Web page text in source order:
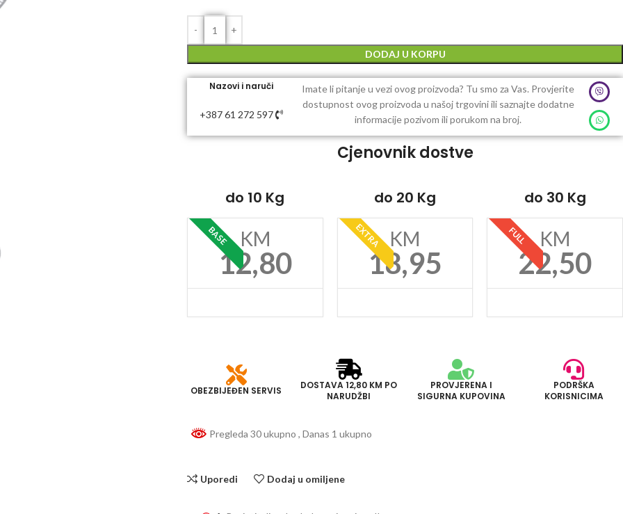
DODAJ U KORPU
Nazovi i naruči
+387 61 272 597
Imate li pitanje u vezi ovog proizvoda? Tu smo za Vas. Provjerite
dostupnost ovog proizvoda u našoj trgovini ili saznajte dodatne
informacije pozivom ili porukom na broj.
Cjenovnik dostve
do 10 Kg
BASE KM
12,80
do 20 Kg
EXTRA KM
18,95
do 30 Kg
FULL KM
22,50
OBEZBIJEĐEN SERVIS
DOSTAVA 12,80 KM PO
NARUDŽBI
PROVJERENA I
SIGURNA KUPOVINA
PODRŠKA
KORISNICIMA
Pregleda 30 ukupno , Danas 1 ukupno
Uporedi Dodaj u omiljene